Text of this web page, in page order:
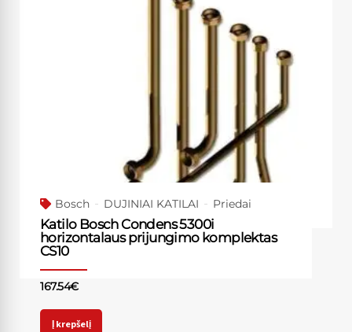
Bosch DUJINIAI KATILAI Priedai
Katilo Bosch Condens 5300i
horizontalaus prijungimo komplektas
CS10
167.54€
Į krepšelį